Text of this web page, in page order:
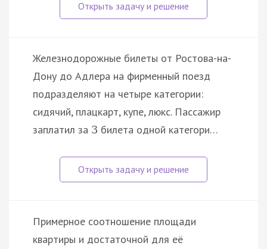
Железнодорожные билеты от Ростова-на-
Дону до Адлера на фирменный поезд
подразделяют на четыре категории:
сидячий, плацкарт, купе, люкс. Пассажир
заплатил за 3 билета одной категори…
Примерное соотношение площади
квартиры и достаточной для её